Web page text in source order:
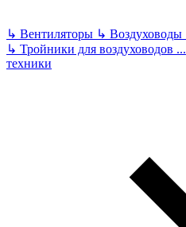
↳ Вентиляторы ↳ Воздуховоды
↳ Тройники для воздуховодов ...
техники